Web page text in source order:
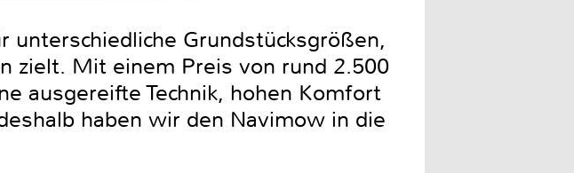
Grundstücksgrößen,
zielt. Mit einem Preis von rund 2.500
ausgereifte Technik, hohen Komfort
haben wir den Navimow in die